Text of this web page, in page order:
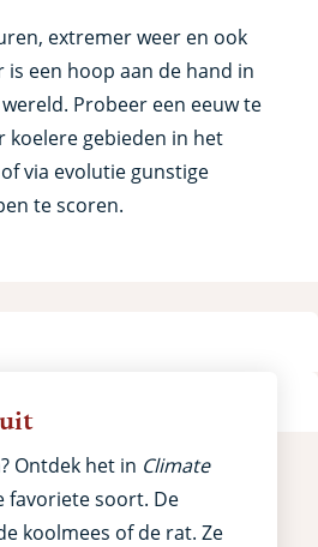
extremer weer en ook
is een hoop aan de hand in
Probeer een eeuw te
koelere gebieden in het
via evolutie gunstige
te scoren.
Ontdek het in Climate
favoriete soort. De
koolmees of de rat. Ze